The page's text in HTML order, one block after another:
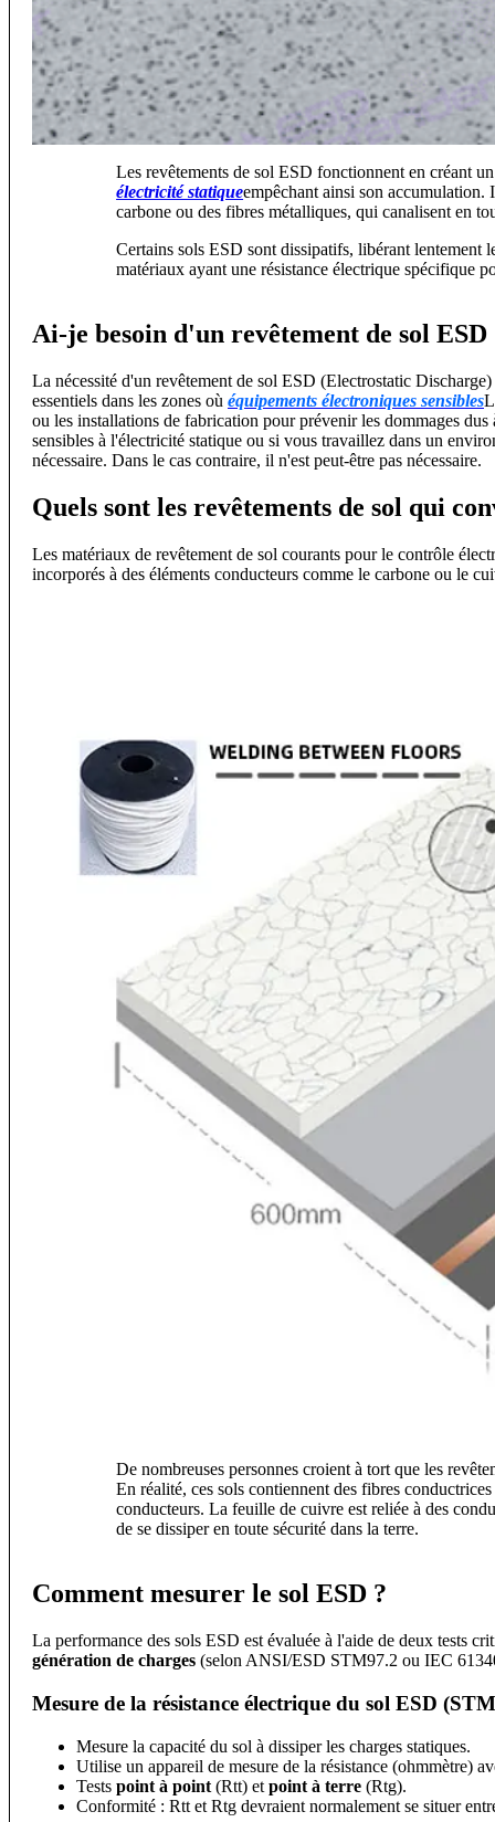
Les revêtements de sol ESD fonctionnent en créant
électricité statiqueempêchant ainsi son accumulation.
carbone ou des fibres métalliques, qui canalisent en
Certains sols ESD sont dissipatifs, libérant lentement
matériaux ayant une résistance électrique spécifique
Ai-je besoin d'un revêtement de sol ESD
La nécessité d'un revêtement de sol ESD (Electrostatic
essentiels dans les zones où équipements électroniques sensibles
ou les installations de fabrication pour prévenir les dommages
sensibles à l'électricité statique ou si vous travaillez dans un
nécessaire. Dans le cas contraire, il n'est peut-être pas nécessaire.
Quels sont les revêtements de sol qui
Les matériaux de revêtement de sol courants pour le contrôle
incorporés à des éléments conducteurs comme le carbone ou le
De nombreuses personnes croient à tort que les
En réalité, ces sols contiennent des fibres
conducteurs. La feuille de cuivre est reliée à des
de se dissiper en toute sécurité dans la terre.
Comment mesurer le sol ESD ?
La performance des sols ESD est évaluée à l'aide de deux tests
génération de charges (selon ANSI/ESD STM97.2 ou IEC
Mesure de la résistance électrique du sol ESD
Mesure la capacité du sol à dissiper les charges statiques.
Utilise un appareil de mesure de la résistance (ohmmètre)
Tests point à point (Rtt) et point à terre (Rtg).
Conformité : Rtt et Rtg devraient normalement se situer